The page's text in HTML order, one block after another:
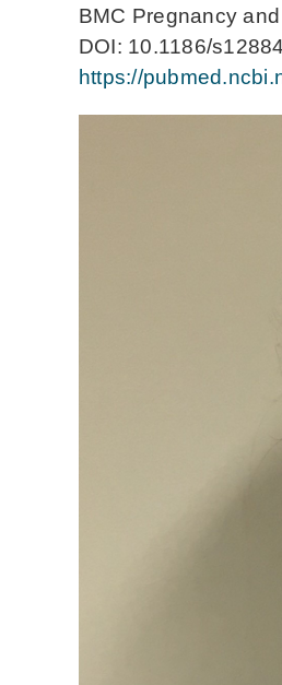
BMC Pregnancy
DOI: 10.1186/
https://